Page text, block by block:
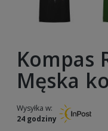
Kompas
Męska
Wysyłka w:
24 godziny